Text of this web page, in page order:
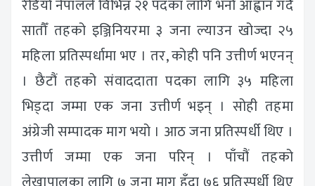
रेडियो नेपालले विभिन्न २१ पदका लागि भर्ना आह्वान गर्दैै
सातौँ तहको इञ्जिनियरमा ३ जना ल्याउन खोज्दा २५
महिला प्रतिस्पर्धामा भए । तर, कोही पनि उत्तीर्ण भएनन्
। छैटौं तहको संवाददाता पदका लागि ३५ महिला
भिड्दा जम्मा एक जना उत्तीर्ण भइन् । सोही तहमा
अंग्रेजी सम्पादक माग भयो । आठ जना प्रतिस्पर्धी थिए ।
उत्तीर्ण जम्मा एक जना परिन् । पाँचौं तहको